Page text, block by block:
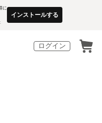
に
インストールする
ログイン